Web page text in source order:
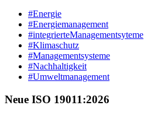
#Energie
#Energiemanagement
#integrierteManagementsyteme
#Klimaschutz
#Managementsysteme
#Nachhaltigkeit
#Umweltmanagement
Neue ISO 19011:2026